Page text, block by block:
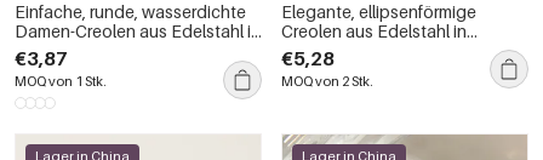
Einfache, runde, wasserdichte
Damen-Creolen aus Edelstahl in
Goldfarbe mit Strasssteinen
€3,87
MOQ von 1 Stk.
Elegante, ellipsenförmige
Creolen aus Edelstahl in
Goldfarbe mit Naturstein –
schlichte Serie. Wasserfest.
€5,28
MOQ von 2 Stk.